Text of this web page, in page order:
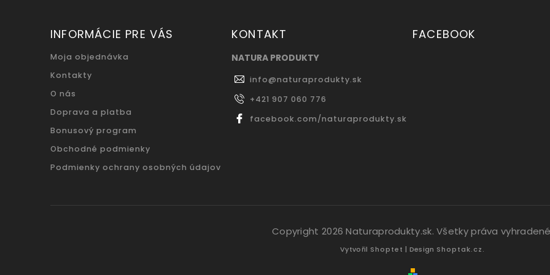
INFORMÁCIE PRE VÁS
Moja objednávka
Kontakty
O nás
Doprava a platba
Bonusový program
Obchodné podmienky
Podmienky ochrany osobných údajov
KONTAKT
NATURA PRODUKTY
info@naturaprodukty.sk
+421 907 060 776
facebook.com/naturaprodukty.sk
FACEBOOK
Copyright 2026Naturaprodukty.sk. Všetky práva
Vytvořil Shoptet | Design Shoptak.cz.